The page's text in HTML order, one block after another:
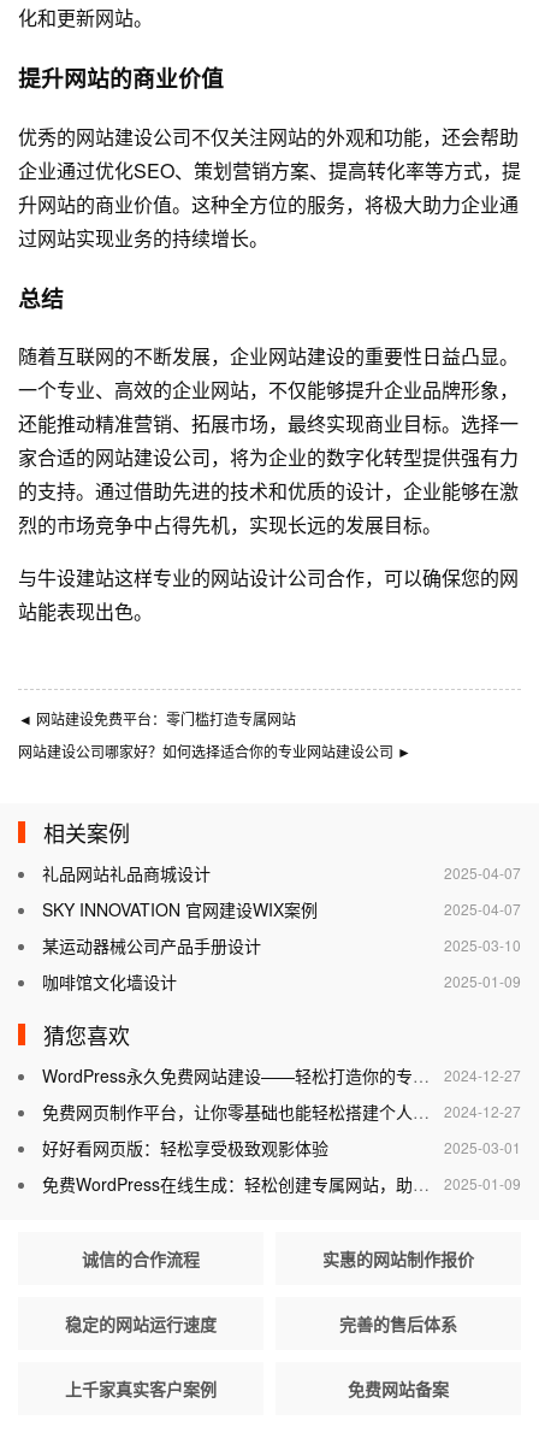
化和更新网站。
提升网站的商业价值
优秀的网站建设公司不仅关注网站的外观和功能，还会帮助
企业通过优化SEO、策划营销方案、提高转化率等方式，提
升网站的商业价值。这种全方位的服务，将极大助力企业通
过网站实现业务的持续增长。
总结
随着互联网的不断发展，企业网站建设的重要性日益凸显。
一个专业、高效的企业网站，不仅能够提升企业品牌形象，
还能推动精准营销、拓展市场，最终实现商业目标。选择一
家合适的网站建设公司，将为企业的数字化转型提供强有力
的支持。通过借助先进的技术和优质的设计，企业能够在激
烈的市场竞争中占得先机，实现长远的发展目标。
与牛设建站这样专业的网站设计公司合作，可以确保您的网
站能表现出色。
◄ 网站建设免费平台：零门槛打造专属网站
网站建设公司哪家好？如何选择适合你的专业网站建设公司 ►
相关案例
2025-04-07
礼品网站礼品商城设计
2025-04-07
SKY INNOVATION 官网建设WIX案例
2025-03-10
某运动器械公司产品手册设计
2025-01-09
咖啡馆文化墙设计
猜您喜欢
2024-12-27
WordPress永久免费网站建设——轻松打造你的专属网站
2024-12-27
免费网页制作平台，让你零基础也能轻松搭建个人网站
2025-03-01
好好看网页版：轻松享受极致观影体验
2025-01-09
免费WordPress在线生成：轻松创建专属网站，助力个人与企业腾飞
诚信的合作流程 实惠的网站制作报价
稳定的网站运行速度 完善的售后体系
上千家真实客户案例 免费网站备案